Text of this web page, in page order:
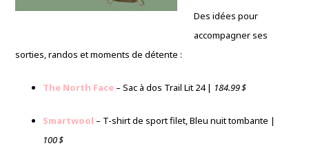
Des idées pour
accompagner ses
sorties, randos et moments de détente :
The North Face – Sac à dos Trail Lit 24 | 184.99 $
Smartwool – T-shirt de sport filet, Bleu nuit tombante |
100 $